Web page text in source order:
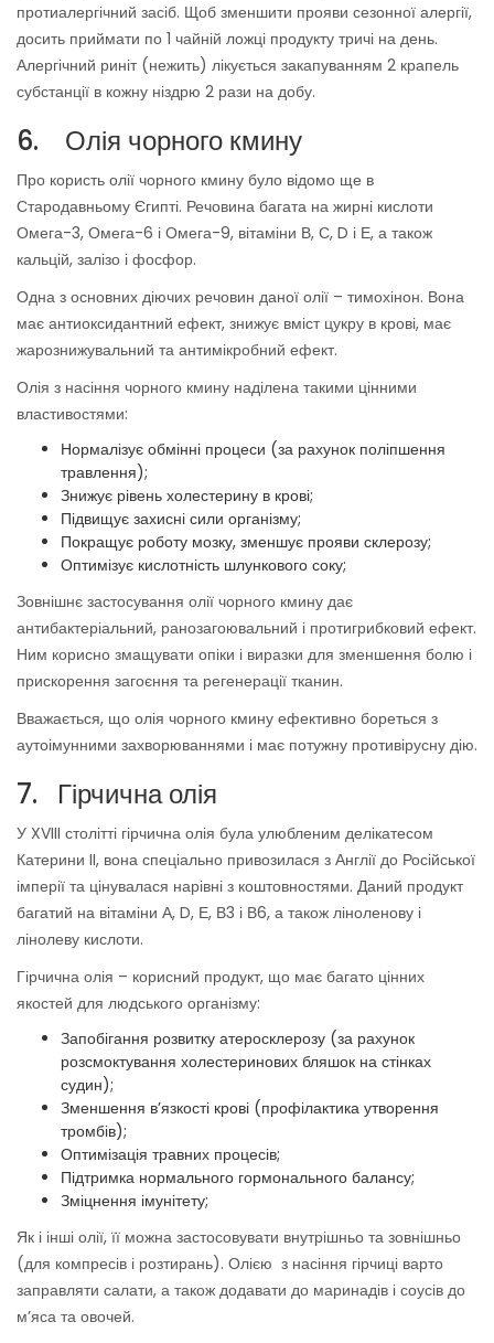
протиалергічний засіб. Щоб зменшити прояви сезонної алергії,
досить приймати по 1 чайній ложці продукту тричі на день.
Алергічний риніт (нежить) лікується закапуванням 2 крапель
субстанції в кожну ніздрю 2 рази на добу.
6. Олія чорного кмину
Про користь олії чорного кмину було відомо ще в
Стародавньому Єгипті. Речовина багата на жирні кислоти
Омега-3, Омега-6 і Омега-9, вітаміни В, С, D і Е, а також
кальцій, залізо і фосфор.
Одна з основних діючих речовин даної олії – тимохінон. Вона
має антиоксидантний ефект, знижує вміст цукру в крові, має
жарознижувальний та антимікробний ефект.
Олія з насіння чорного кмину наділена такими цінними
властивостями:
Нормалізує обмінні процеси (за рахунок поліпшення
травлення);
Знижує рівень холестерину в крові;
Підвищує захисні сили організму;
Покращує роботу мозку, зменшує прояви склерозу;
Оптимізує кислотність шлункового соку;
Зовнішнє застосування олії чорного кмину дає
антибактеріальний, ранозагоювальний і протигрибковий ефект.
Ним корисно змащувати опіки і виразки для зменшення болю і
прискорення загоєння та регенерації тканин.
Вважається, що олія чорного кмину ефективно бореться з
аутоімунними захворюваннями і має потужну противірусну дію.
7. Гірчична олія
У XVIII столітті гірчична олія була улюбленим делікатесом
Катерини II, вона спеціально привозилася з Англії до Російської
імперії та цінувалася нарівні з коштовностями. Даний продукт
багатий на вітаміни А, D, Е, В3 і В6, а також ліноленову і
лінолеву кислоти.
Гірчична олія – корисний продукт, що має багато цінних
якостей для людського організму:
Запобігання розвитку атеросклерозу (за рахунок
розсмоктування холестеринових бляшок на стінках
судин);
Зменшення в’язкості крові (профілактика утворення
тромбів);
Оптимізація травних процесів;
Підтримка нормального гормонального балансу;
Зміцнення імунітету;
Як і інші олії, її можна застосовувати внутрішньо та зовнішньо
(для компресів і розтирань). Олією з насіння гірчиці варто
заправляти салати, а також додавати до маринадів і соусів до
м’яса та овочей.